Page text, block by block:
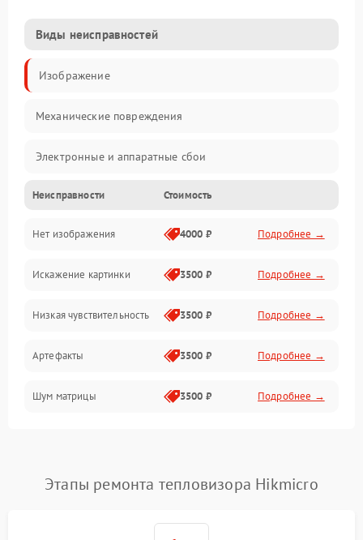
Виды неисправностей
Изображение
Механические повреждения
Электронные и аппаратные сбои
Неисправности сенсора и оптики
Программные ошибки
Электропитание
Измерения
Матрица
Проблемы питания
Сбои коммуникаций и интерфейсов
Неисправности Стоимость
Нет изображения 4000 ₽ Подробнее →
Искажение картинки 3500 ₽ Подробнее →
Низкая чувствительность 3500 ₽ Подробнее →
Артефакты 3500 ₽ Подробнее →
Шум матрицы 3500 ₽ Подробнее →
Этапы ремонта тепловизора Hikmicro